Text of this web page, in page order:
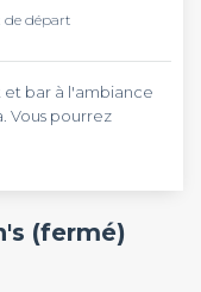
de départ
et bar à l'ambiance
Vous pourrez
que des bons
(fermé)